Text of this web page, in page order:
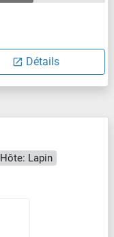
Détails
Hôte: Lapin